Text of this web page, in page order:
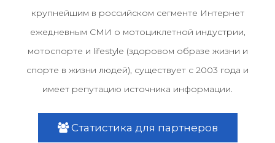
крупнейшим в российском сегменте Интернет
ежедневным СМИ о мотоциклетной индустрии,
мотоспорте и lifestyle (здоровом образе жизни и
спорте в жизни людей), существует с 2003 года и
имеет репутацию источника информации.
Статистика для партнеров